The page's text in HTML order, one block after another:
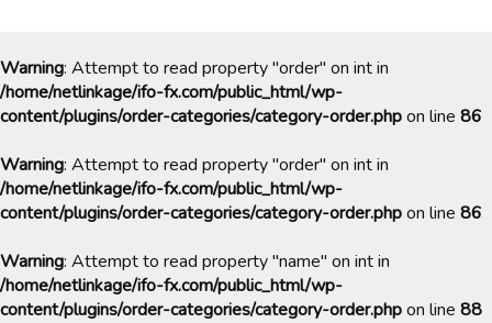
Warning: Attempt to read property "order" on int in
/home/netlinkage/ifo-fx.com/public_html/wp-
content/plugins/order-categories/category-order.phpon line 86
Warning: Attempt to read property "order" on int in
/home/netlinkage/ifo-fx.com/public_html/wp-
content/plugins/order-categories/category-order.phpon line 86
Warning: Attempt to read property "name" on int in
/home/netlinkage/ifo-fx.com/public_html/wp-
content/plugins/order-categories/category-order.phpon line 88
